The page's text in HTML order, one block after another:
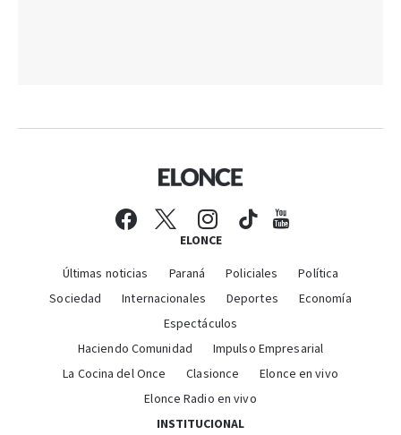
ELONCE
Últimas noticias Paraná Policiales
Política
Sociedad
Internacionales Deportes
Economía
Espectáculos
Haciendo Comunidad
Impulso Empresarial
La Cocina del Once
Clasionce
Elonce en vivo
Elonce Radio en vivo
INSTITUCIONAL